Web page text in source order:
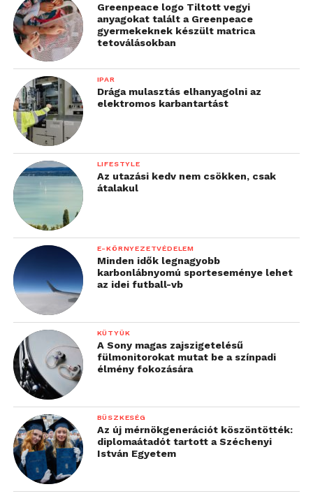
Greenpeace logo Tiltott vegyi
anyagokat talált a Greenpeace
gyermekeknek készült matrica
tetoválásokban
IPAR
Drága mulasztás elhanyagolni az
elektromos karbantartást
LIFESTYLE
Az utazási kedv nem csökken, csak
átalakul
E-KÖRNYEZETVÉDELEM
Minden idők legnagyobb
karbonlábnyomú sporteseménye lehet
az idei futball-vb
KÜTYÜK
A Sony magas zajszigetelésű
fülmonitorokat mutat be a színpadi
élmény fokozására
BÜSZKESÉG
Az új mérnökgenerációt köszöntötték:
diplomaátadót tartott a Széchenyi
István Egyetem